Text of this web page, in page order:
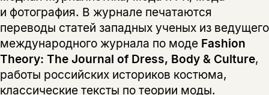
и фотография. В журнале печатаются
переводы статей западных ученых из ведущего
международного журнала по моде Fashion
Theory: The Journal of Dress, Body & Culture,
работы российских историков костюма,
классические тексты по теории моды.